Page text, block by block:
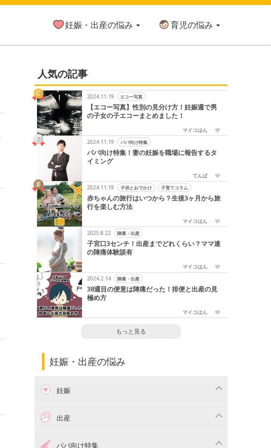
妊娠・出産の悩み 育児の悩み
人気の記事
2024.11.19 エコー写真
【エコー写真】性別の見分け方！妊娠週で男
の子女の子エコーまとめました！
マイコはん
2024.11.19
パパ向け特集
パパ向け特集！妻の妊娠を職場に報告するタ
イミング
てんぱ
2024.11.19
子供とおでかけ 子育てコラム
赤ちゃんの旅行はいつから？生後3ヶ月から旅
行を楽しむ方法
マイコはん
2025.8.22
陣痛・出産
子宮口3センチ！出産までどれくらい？ママ達
の陣痛体験談有
マイコはん
2024.2.14
陣痛・出産
38週目の便意は陣痛だった！排便と出産の見
極め方
マイコはん
もっと見る
妊娠・出産の悩み
妊娠
つわり
妊娠中の食事
出産
出産準備パパ向け特集